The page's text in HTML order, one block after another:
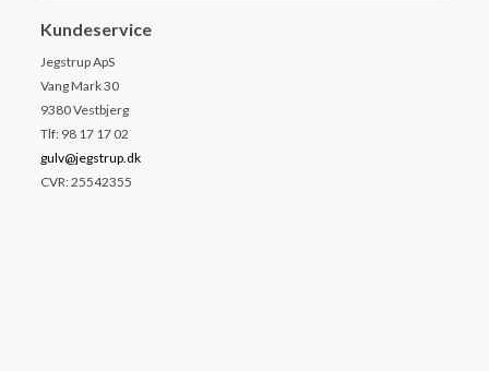
Kundeservice
Jegstrup ApS
Vang Mark 30
9380 Vestbjerg
Tlf: 98 17 17 02
gulv@jegstrup.dk
CVR: 25542355